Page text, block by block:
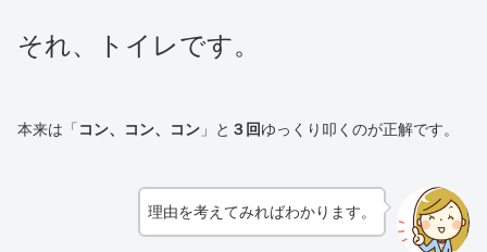
それ、トイレです。
本来は「 コン、コン、コン 」と ３回ゆっくり叩くのが正解です。
理由を考えてみればわかります。